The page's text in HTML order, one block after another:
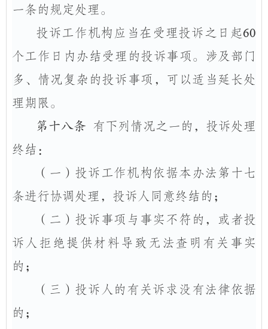
一条的规定处理。
投诉工作机构应当在受理投诉之日起60
个工作日内办结受理的投诉事项。涉及部门
多、情况复杂的投诉事项，可以适当延长处
理期限。
第十八条 有下列情况之一的，投诉处理
终结：
（一）投诉工作机构依据本办法第十七
条进行协调处理，投诉人同意终结的；
（二）投诉事项与事实不符的，或者投
诉人拒绝提供材料导致无法查明有关事实
的；
（三）投诉人的有关诉求没有法律依据
的；